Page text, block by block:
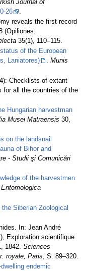
Journal of
26
.
reveals the first record
(Opiliones:
35(1), 110–115.
status of the European
Laniatores)
. Munis
Checklists of extant
for all the countries of the
Hungarian harvestman
Musei Matraensis 30,
on the landsnail
of Bihor and
- Studii şi Comunicări
of the harvestmen
Siberian Zoological
In: Jean André
Exploration scientifique
1842. Sciences
royale, Paris, S. 89–320.
endemic